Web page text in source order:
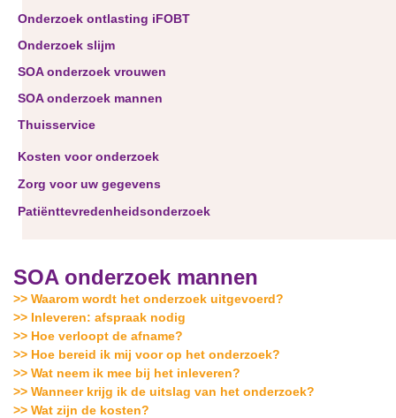
Onderzoek ontlasting iFOBT
Onderzoek slijm
SOA onderzoek vrouwen
SOA onderzoek mannen
Thuisservice
Kosten voor onderzoek
Zorg voor uw gegevens
Patiënttevredenheidsonderzoek
SOA onderzoek mannen
>> Waarom wordt het onderzoek uitgevoerd?
>> Inleveren: afspraak nodig
>> Hoe verloopt de afname?
>> Hoe bereid ik mij voor op het onderzoek?
>> Wat neem ik mee bij het inleveren?
>> Wanneer krijg ik de uitslag van het onderzoek?
>> Wat zijn de kosten?